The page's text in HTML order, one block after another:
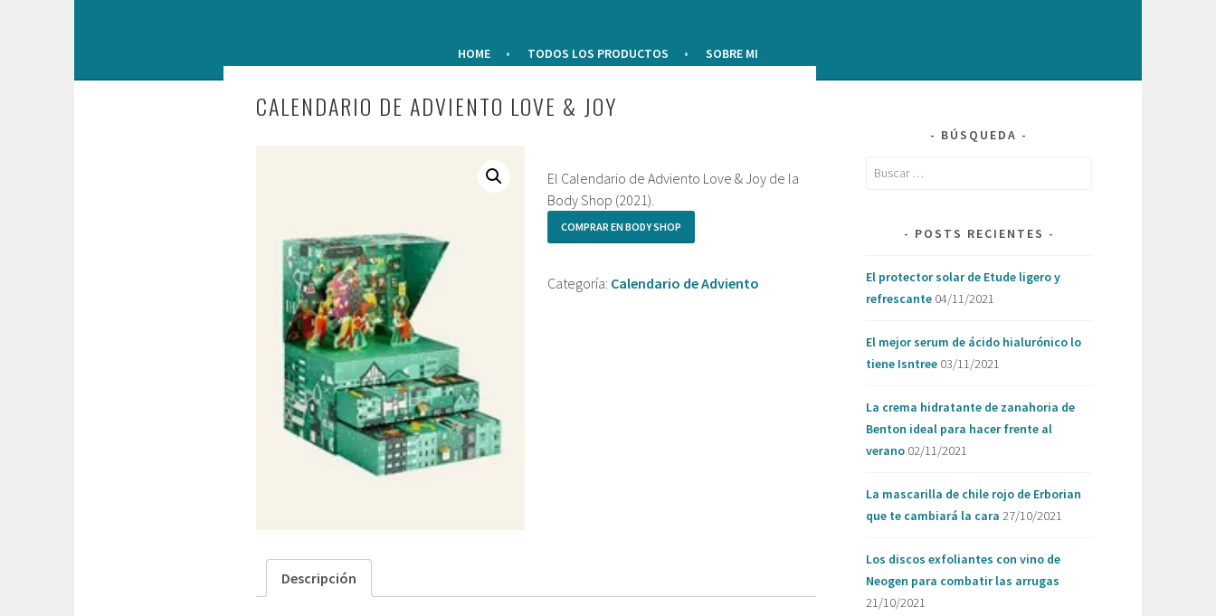
HOME TODOS LOS PRODUCTOS SOBRE MI
CALENDARIO DE ADVIENTO LOVE & JOY
El Calendario de Adviento Love & Joy de la
Body Shop (2021).
COMPRAR EN BODY SHOP
Categoría: Calendario de Adviento
Descripción
BÚSQUEDA
Buscar:
POSTS RECIENTES
El protector solar de Etude ligero y
refrescante 04/11/2021
El mejor serum de ácido hialurónico lo
tiene Isntree 03/11/2021
La crema hidratante de zanahoria de
Benton ideal para hacer frente al
verano 02/11/2021
La mascarilla de chile rojo de Erborian
que te cambiará la cara 27/10/2021
Los discos exfoliantes con vino de
Neogen para combatir las arrugas
21/10/2021